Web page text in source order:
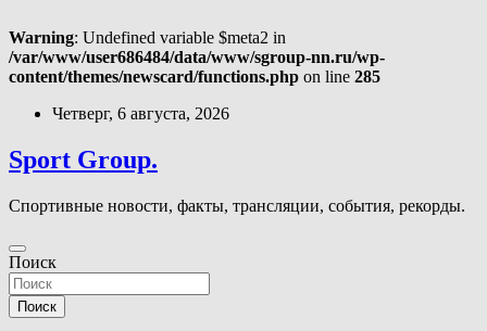
Warning: Undefined variable $meta2 in
/var/www/user686484/data/www/sgroup-nn.ru/wp-
content/themes/newscard/functions.php on line 285
Перейти
содержимому
Четверг, 6 августа, 2026
Sport Group.
Спортивные новости, факты, трансляции, события, рекорды.
Поиск
Поиск